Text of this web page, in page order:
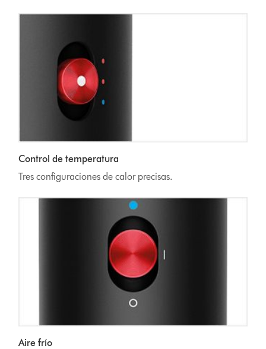
Control de temperatura
Tres configuraciones de calor precisas.
Aire frío